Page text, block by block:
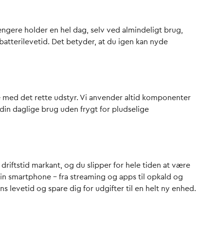
holder en hel dag, selv ved almindeligt brug,
Det betyder, at du igen kan nyde
det rette udstyr. Vi anvender altid komponenter
daglige brug uden frygt for pludselige
markant, og du slipper for hele tiden at være
smartphone – fra streaming og apps til opkald og
levetid og spare dig for udgifter til en helt ny enhed.